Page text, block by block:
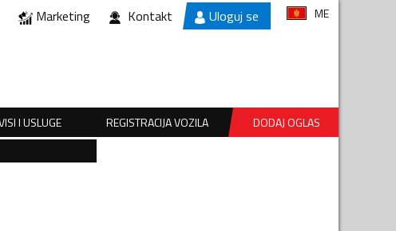
Marketing Kontakt Uloguj se ME
I USLUGE REGISTRACIJA VOZILA
DODAJ OGLAS